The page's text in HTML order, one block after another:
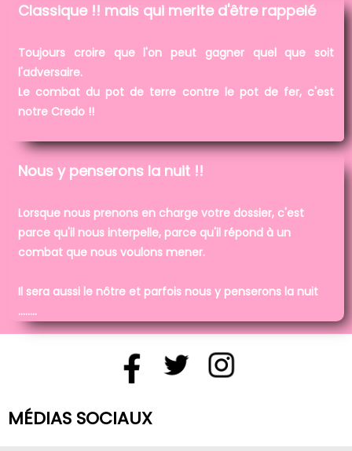
Classique !! mais qui merite d'être rappelé
Toujours croire que l'on peut gagner quel que soit
l'adversaire.
Le combat du pot de terre contre le pot de fer, c'est
notre Credo !!
Nous y penserons la nuit !!
Lorsque nous prenons en charge votre dossier, c'est
parce qu'il nous interpelle, parce qu'il répond à un
combat que nous voulons mener.
Il sera aussi le nôtre et parfois nous y penserons la nuit
........
MÉDIAS SOCIAUX